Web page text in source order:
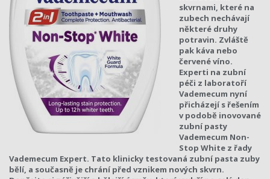
skvrnami, které na
zubech nechávají
některé druhy
potravin. Zvláště
pak káva nebo
červené víno.
Experti na zubní
péči z laboratoří
Vademecum nyní
přicházejí s řešením
v podobě inovované
zubní pasty
Vademecum Non-
Stop White z řady
Vademecum Expert. Tato klinicky testovaná zubní pasta zuby
bělí, a současně je chrání před vznikem nových skvrn.